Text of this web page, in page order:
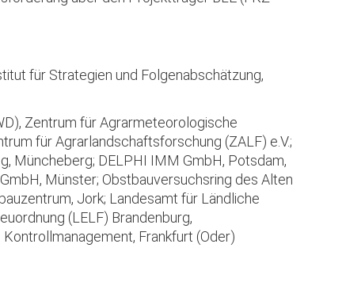
für Strategien und Folgenabschätzung,
Zentrum für Agrarmeteorologische
für Agrarlandschaftsforschung (ZALF) e.V.;
Müncheberg; DELPHI IMM GmbH, Potsdam,
Münster; Obstbauversuchsring des Alten
Jork; Landesamt für Ländliche
(LELF) Brandenburg,
Frankfurt (Oder)